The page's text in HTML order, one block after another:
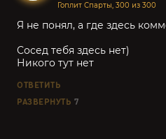
Гоплит Спарты, 300 из 300
Я не понял, а где здесь
Сосед тебя здесь нет)
Никого тут нет
ОТВЕТИТЬ
РАЗВЕРНУТЬ 7